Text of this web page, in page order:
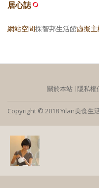
居心誌
網站空間採智邦生活館虛擬
關於本站 ∣隱私權
Copyright © 2018 Yilan美食生